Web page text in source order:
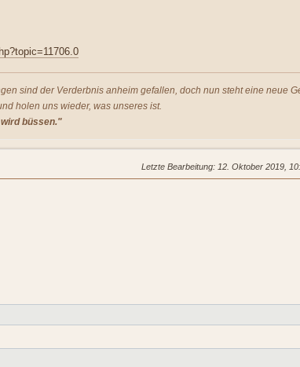
sind der Verderbnis anheim gefallen, doch nun steht eine neue
holen uns wieder, was unseres ist.
büssen."
Letzte Bearbeitung: 12. Oktober 2019,